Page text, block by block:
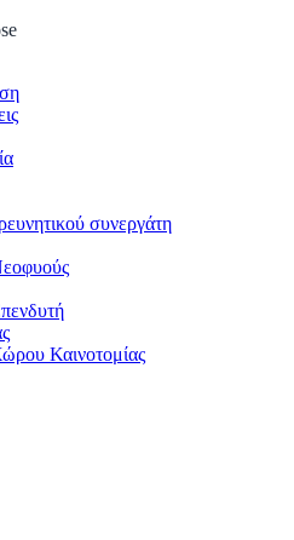
συνεργάτη
Καινοτομίας